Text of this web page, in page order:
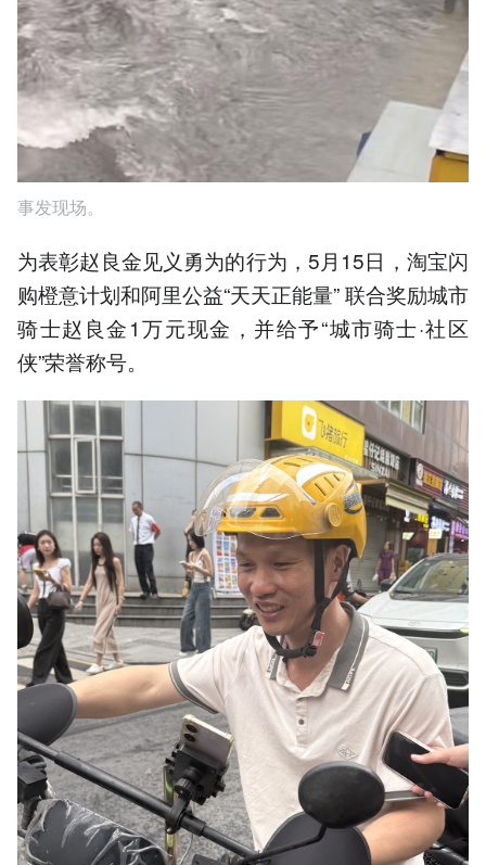
事发现场。
为表彰赵良金见义勇为的行为，5月15日，淘宝闪
购橙意计划和阿里公益“天天正能量” 联合奖励城市
骑士赵良金1万元现金，并给予“城市骑士·社区
侠”荣誉称号。